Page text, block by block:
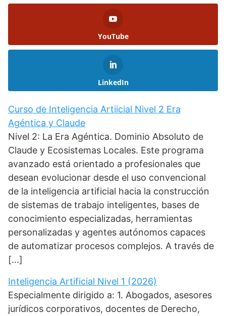
YouTube
LinkedIn
Curso de Inteligencia Artiicial Nivel 2 Era
Agéntica y Claude
Nivel 2: La Era Agéntica. Dominio Absoluto de
Claude y Ecosistemas Locales. Este programa
avanzado está orientado a profesionales que
desean evolucionar desde el uso convencional
de la inteligencia artificial hacia la construcción
de sistemas de trabajo inteligentes, bases de
conocimiento especializadas, herramientas
personalizadas y agentes autónomos capaces
de automatizar procesos complejos. A través de
[…]
Inteligencia Artificial Nivel 1 (2026)
Especialmente dirigido a: 1. Abogados, asesores
jurídicos corporativos, docentes de Derecho,